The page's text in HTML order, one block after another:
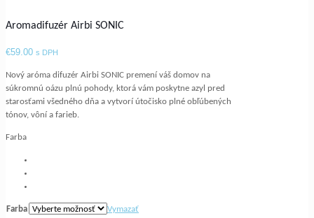
Aromadifuzér Airbi SONIC
€59.00 s DPH
Nový aróma difuzér Airbi SONIC premení váš domov na
súkromnú oázu plnú pohody, ktorá vám poskytne azyl pred
starosťami všedného dňa a vytvorí útočisko plné obľúbených
tónov, vôní a farieb.
Farba
Farba
Vymazať